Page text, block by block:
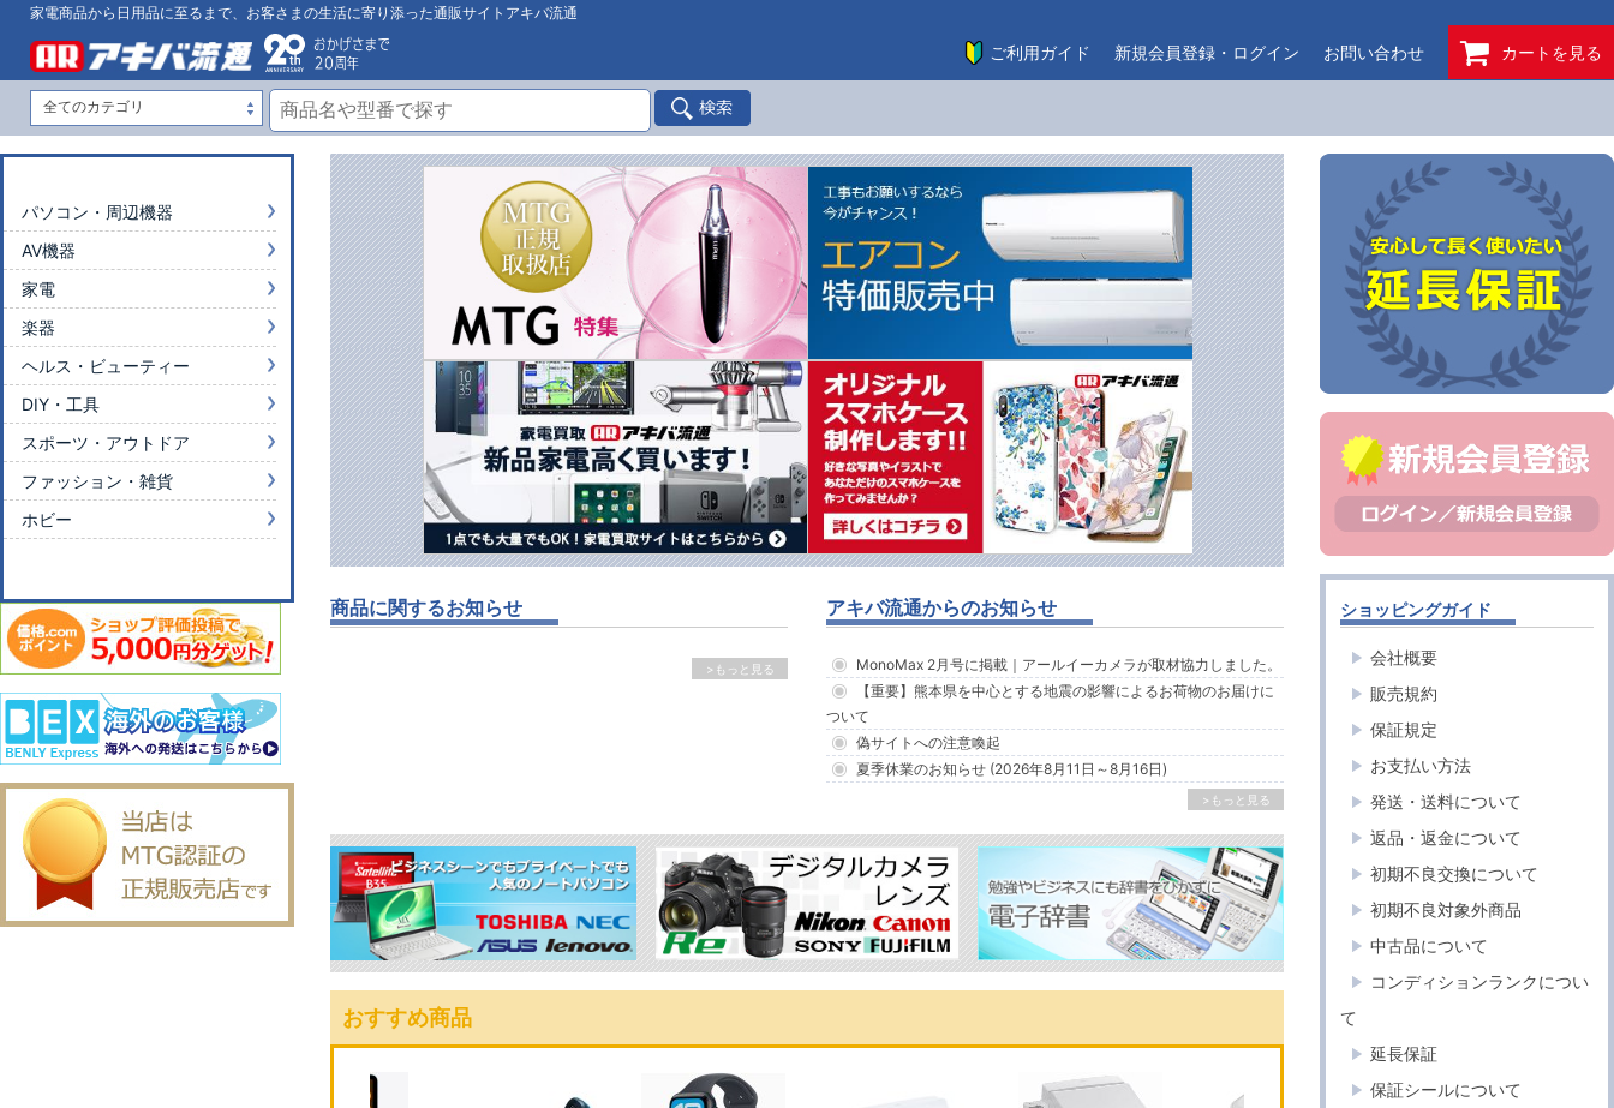
家電商品から日用品に至るまで、お客さまの生活に寄り添った通販サイトアキバ流通
ご利用ガイド 新規会員登録・ログイン お問い合わせ カートを見る
商品に関するお知らせ
>もっと見る
アキバ流通からのお知らせ
MonoMax 2月号に掲載｜アールイーカメラが取材協力しました。
【重要】熊本県を中心とする地震の影響によるお荷物のお届けに
ついて
偽サイトへの注意喚起
夏季休業のお知らせ (2026年8月11日～8月16日)
>もっと見る
おすすめ商品
パソコン・周辺機器
AV機器
家電
楽器
ヘルス・ビューティー
DIY・工具
スポーツ・アウトドア
ファッション・雑貨
ホビー
ショッピングガイド
会社概要
販売規約
保証規定
お支払い方法
発送・送料について
返品・返金について
初期不良交換について
初期不良対象外商品
中古品について
コンディションランクについ
て
延長保証
保証シールについて